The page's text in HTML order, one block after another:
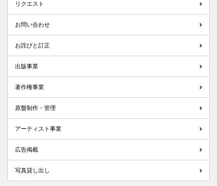
リクエスト
お問い合わせ
お詫びと訂正
出版事業
著作権事業
原盤制作・管理
アーティスト事業
広告掲載
写真貸し出し